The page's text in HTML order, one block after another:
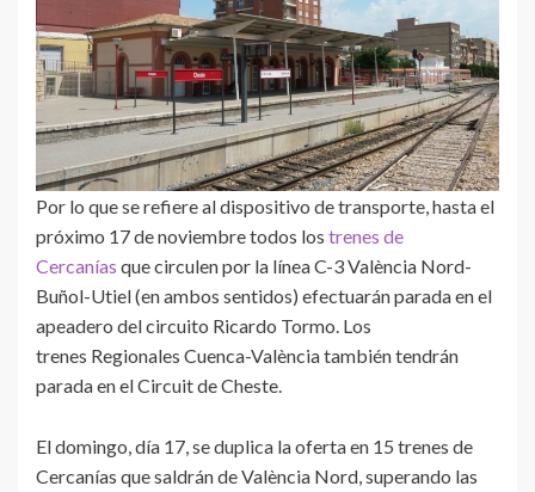
Por lo que se refiere al dispositivo de transporte, hasta el
próximo 17 de noviembre todos los trenes de
Cercanías que circulen por la línea C-3 València Nord-
Buñol-Utiel (en ambos sentidos) efectuarán parada en el
apeadero del circuito Ricardo Tormo. Los
trenes Regionales Cuenca-València también tendrán
parada en el Circuit de Cheste.
El domingo, día 17, se duplica la oferta en 15 trenes de
Cercanías que saldrán de València Nord, superando las